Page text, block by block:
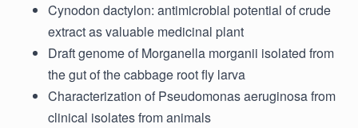
Cynodon dactylon: antimicrobial potential of crude
extract as valuable medicinal plant
Draft genome of Morganella morganii isolated from
the gut of the cabbage root fly larva
Characterization of Pseudomonas aeruginosa from
clinical isolates from animals